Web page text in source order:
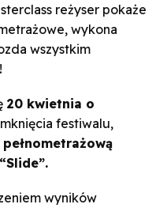
reżyser pokaże
wykona
wszystkim
20 kwietnia o
festiwalu,
wyników